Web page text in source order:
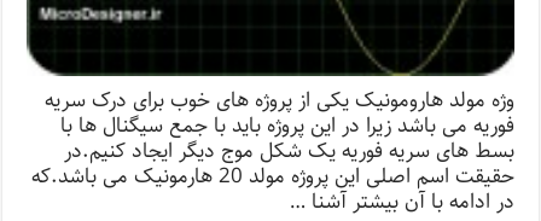
وژه مولد هارومونیک یکی از پروژه های خوب برای درک سریه
فوریه می باشد زیرا در این پروژه باید با جمع سیگنال ها با
بسط های سریه فوریه یک شکل موج دیگر ایجاد کنیم.در
حقیقت اسم اصلی این پروژه مولد 20 هارمونیک می باشد.که
در ادامه با آن بیشتر آشنا …